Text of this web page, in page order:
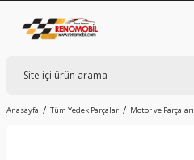
Anasayfa Tüm Yedek Parçalar Motor ve Parçaları